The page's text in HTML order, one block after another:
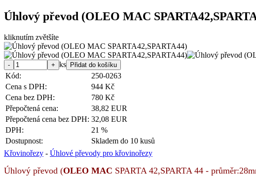
Úhlový převod (OLEO MAC
kliknutím zvětšíte
ks
Kód:
250-0263
Cena s DPH:
944 Kč
Cena bez DPH:
780 Kč
Přepočtená cena:
38,82 EUR
Přepočtená cena bez DPH: 32,08 EUR
DPH:
21 %
Dostupnost:
Skladem do 10 kusů
Křovinořezy - Úhlové převody pro křovinořezy
Úhlový převod (OLEO MAC SPARTA 42,SPARTA 44 -